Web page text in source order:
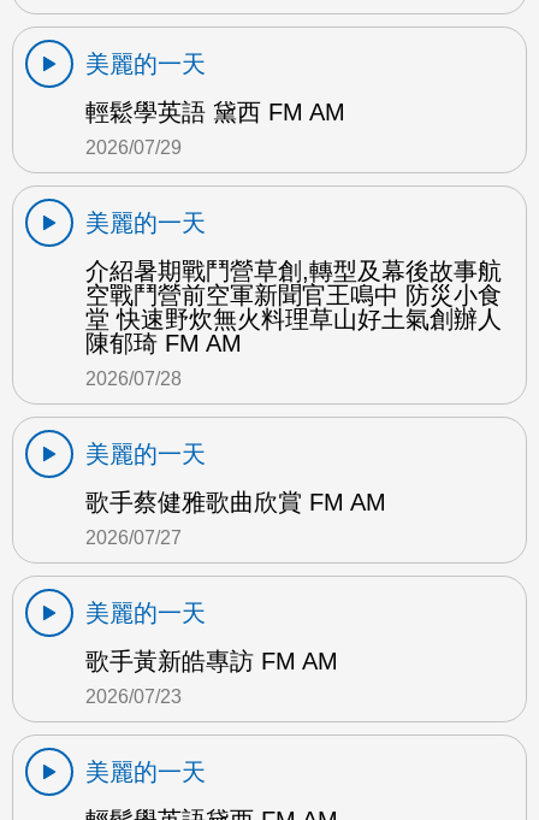
美麗的一天
輕鬆學英語 黛西 FM AM
2026/07/29
美麗的一天
介紹暑期戰鬥營草創,轉型及幕後故事航
空戰鬥營前空軍新聞官王鳴中 防災小食
堂 快速野炊無火料理草山好土氣創辦人
陳郁琦 FM AM
2026/07/28
美麗的一天
歌手蔡健雅歌曲欣賞 FM AM
2026/07/27
美麗的一天
歌手黃新皓專訪 FM AM
2026/07/23
美麗的一天